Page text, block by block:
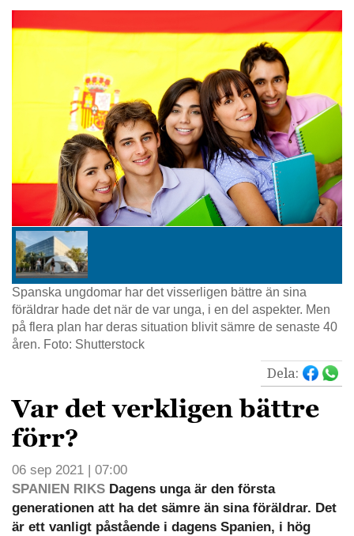
Spanska ungdomar har det visserligen bättre än sina
föräldrar hade det när de var unga, i en del aspekter. Men
på flera plan har deras situation blivit sämre de senaste 40
åren. Foto: Shutterstock
Dela:
Var det verkligen bättre
förr?
06 sep 2021 | 07:00
SPANIEN RIKS Dagens unga är den första
generationen att ha det sämre än sina föräldrar. Det
är ett vanligt påstående i dagens Spanien, i hög